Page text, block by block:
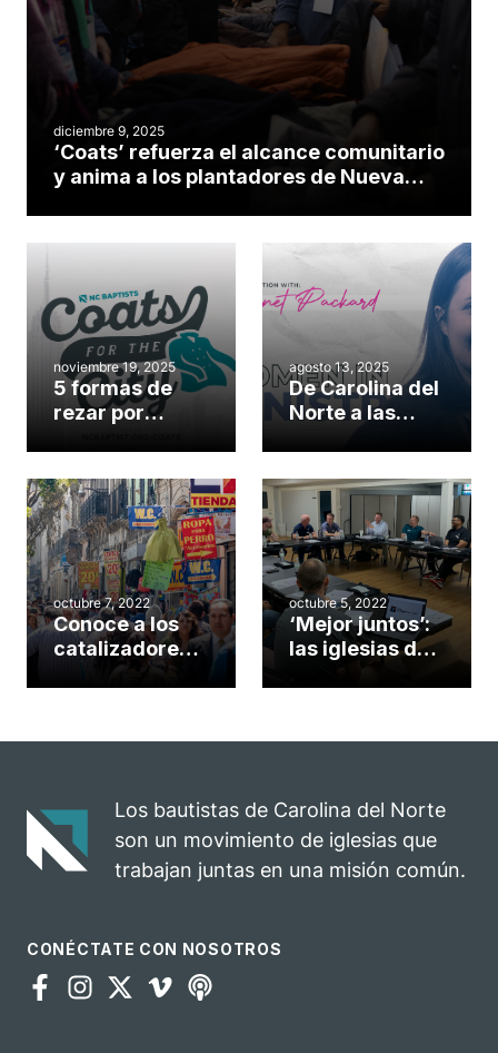
diciembre 9, 2025
‘Coats’ refuerza el alcance comunitario
y anima a los plantadores de Nueva
noviembre 19, 2025
5 formas de
rezar por
agosto 13, 2025
De Carolina del
Norte a las
sobre enviar y
empezar donde
estás
octubre 7, 2022
Conoce a los
catalizadores
estatales:
octubre 5, 2022
‘Mejor juntos’:
las iglesias de
movilizar a los
Los bautistas de Carolina del Norte
son un movimiento de iglesias que
trabajan juntas en una misión común.
CONÉCTATE CON NOSOTROS